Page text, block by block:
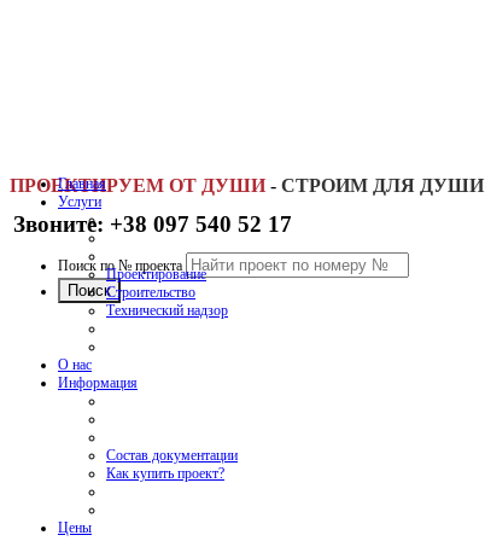
ПРОЕКТИРУЕМ ОТ ДУШИ - СТРОИМ ДЛЯ ДУШИ
Звоните: +38 097 540 52 17
Поиск по № проекта
Главная
Услуги
Проектирование
Строительство
Технический надзор
О нас
Информация
Состав документации
Как купить проект?
Цены